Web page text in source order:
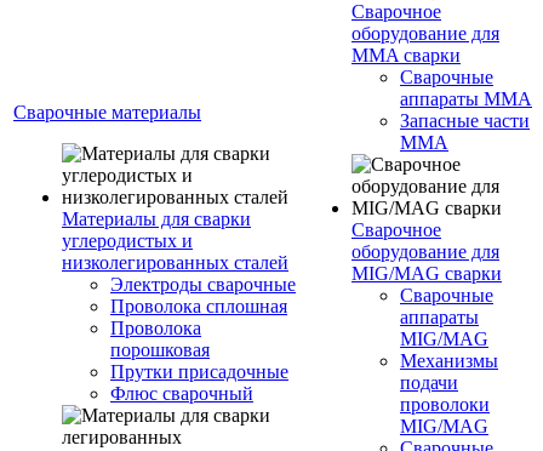
Сварочные материалы
Материалы для сварки
углеродистых и
низколегированных сталей
Электроды сварочные
Проволока сплошная
Проволока
порошковая
Прутки присадочные
Флюс сварочный
Сварочное
оборудование для
MMA сварки
Сварочные
аппараты MMA
Запасные части
MMA
Сварочное
оборудование для
MIG/MAG сварки
Сварочные
аппараты
MIG/MAG
Механизмы
подачи
проволоки
MIG/MAG